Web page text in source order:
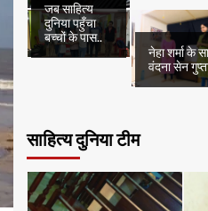
जब साहित्य
दुनिया पहुँचा
बच्चों के पास..
नेहा शर्मा के
वंदना सेन
साहित्य दुनिया टीम